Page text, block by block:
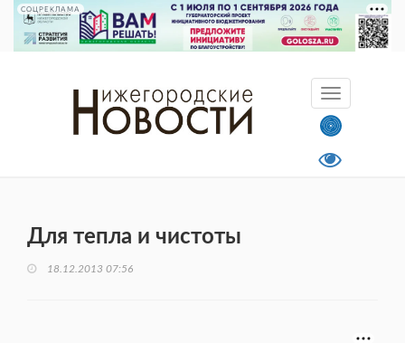
СОЦРЕКЛАМА
Для тепла и чистоты
18.12.2013 07:56